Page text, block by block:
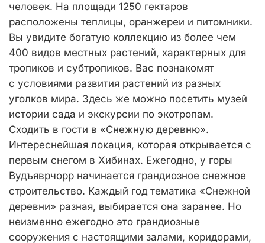
человек. На площади 1250 гектаров
расположены теплицы, оранжереи и питомники.
Вы увидите богатую коллекцию из более чем
400 видов местных растений, характерных для
тропиков и субтропиков. Вас познакомят
с условиями развития растений из разных
уголков мира. Здесь же можно посетить музей
истории сада и экскурсии по экотропам.
Сходить в гости в «Снежную деревню».
Интереснейшая локация, которая открывается с
первым снегом в Хибинах. Ежегодно, у горы
Вудъяврчорр начинается грандиозное снежное
строительство. Каждый год тематика «Снежной
деревни» разная, выбирается она заранее. Но
неизменно ежегодно это грандиозные
сооружения с настоящими залами, коридорами,